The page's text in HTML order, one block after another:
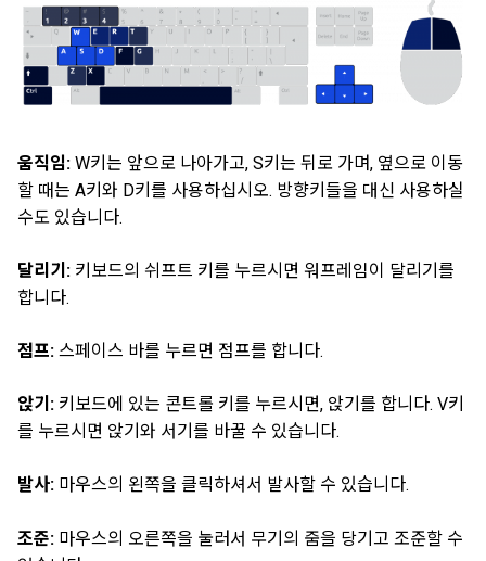
움직임: W키는 앞으로 나아가고, S키는 뒤로 가며, 옆으로 이동
할 때는 A키와 D키를 사용하십시오. 방향키들을 대신 사용하실
수도 있습니다.
달리기: 키보드의 쉬프트 키를 누르시면 워프레임이 달리기를
합니다.
점프: 스페이스 바를 누르면 점프를 합니다.
앉기: 키보드에 있는 콘트롤 키를 누르시면, 앉기를 합니다. V키
를 누르시면 앉기와 서기를 바꿀 수 있습니다.
발사: 마우스의 왼쪽을 클릭하셔서 발사할 수 있습니다.
조준: 마우스의 오른쪽을 눌러서 무기의 줌을 당기고 조준할 수